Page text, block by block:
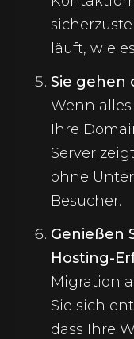
läuft, wie
Sie gehen
Wenn
Ihre
Server
ohne
Besucher.
Genießen
Hosting-
Migration
Sie sich
dass Ihre